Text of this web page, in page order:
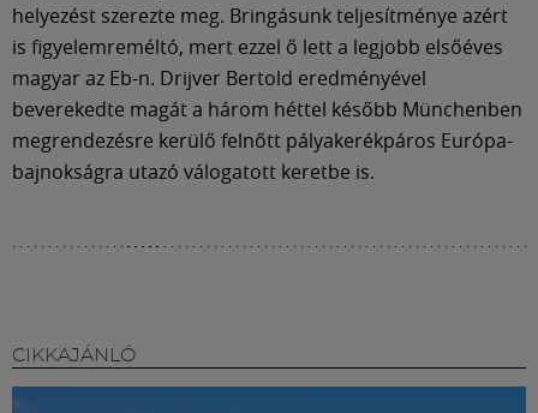
helyezést szerezte meg. Bringásunk teljesítménye azért
is figyelemreméltó, mert ezzel ő lett a legjobb elsőéves
magyar az Eb-n. Drijver Bertold eredményével
beverekedte magát a három héttel később Münchenben
megrendezésre kerülő felnőtt pályakerékpáros Európa-
bajnokságra utazó válogatott keretbe is.
CIKKAJÁNLÓ